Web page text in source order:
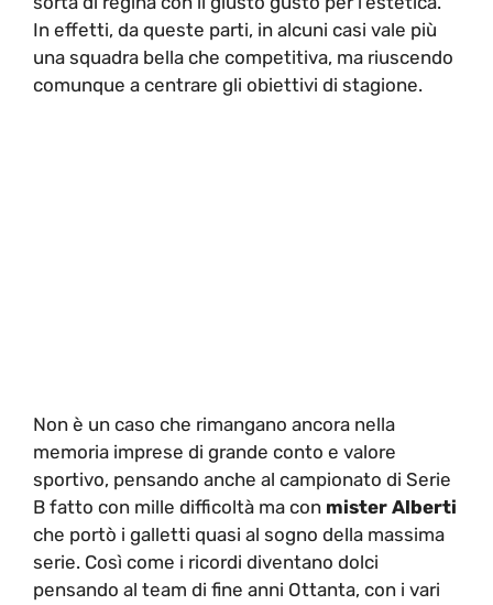
In effetti, da queste parti, in alcuni casi vale più
una squadra bella che competitiva, ma riuscendo
comunque a centrare gli obiettivi di stagione.
Non è un caso che rimangano ancora nella
memoria imprese di grande conto e valore
sportivo, pensando anche al campionato di Serie
B fatto con mille difficoltà ma con mister Alberti
che portò i galletti quasi al sogno della massima
serie. Così come i ricordi diventano dolci
pensando al team di fine anni Ottanta, con i vari